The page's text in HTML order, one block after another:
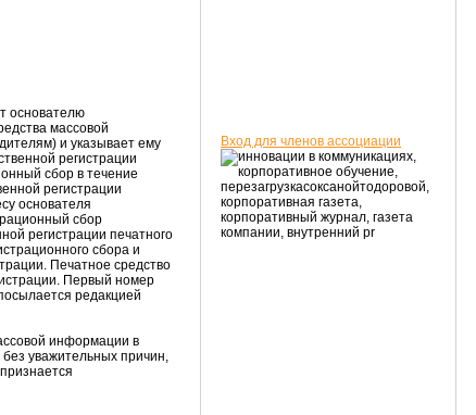
основателю
массовой
и указывает ему
регистрации
сбор в течение
регистрации
основателя
сбор
регистрации печатного
сбора и
Печатное средство
Первый номер
редакцией
информации в
без уважительных причин,
Вход для членов ассоциации